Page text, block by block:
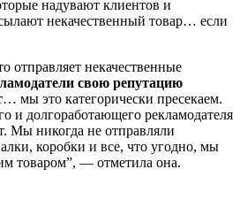
надувают клиентов и
некачественный товар… если
отправляет некачественные
свою репутацию
… мы это категорически пресекаем.
и долгоработающего рекламодателя
Мы никогда не отправляли
коробки и все, что угодно, мы
товаром”, — отметила она.